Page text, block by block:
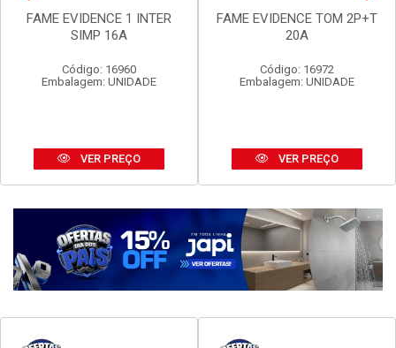
FAME EVIDENCE 1 INTER
SIMP 16A
Código: 16960
Embalagem: UNIDADE
VER PREÇO
FAME EVIDENCE TOM 2P+T
20A
Código: 16972
Embalagem: UNIDADE
VER PREÇO